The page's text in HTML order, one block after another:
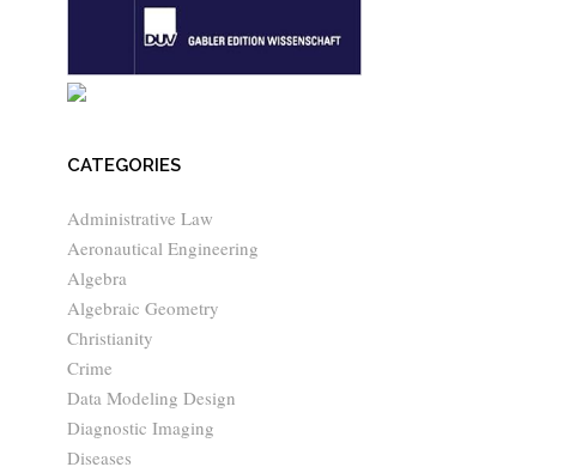
CATEGORIES
Administrative Law
Aeronautical Engineering
Algebra
Algebraic Geometry
Christianity
Crime
Data Modeling Design
Diagnostic Imaging
Diseases